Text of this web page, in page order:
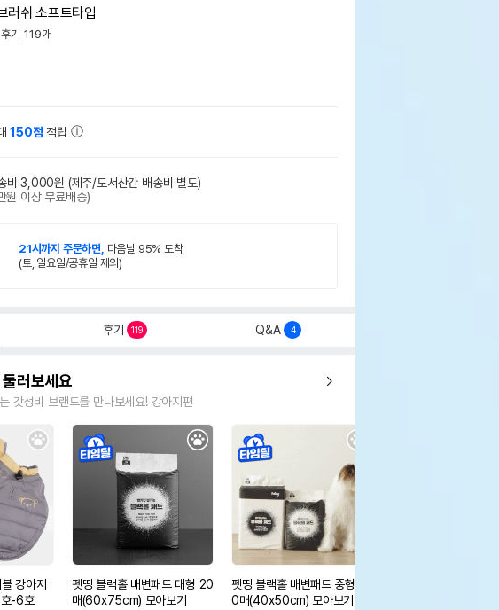
러쉬 소프트타입
후기 119개
150점 적립
비 3,000원 (제주/도서산간 배송비 별도)
원 이상 무료배송)
21시까지 주문하면, 다음날 95% 도착
(토, 일요일/공휴일 제외)
후기 119 Q&A 4
러보세요
갓성비 브랜드를 만나보세요! 강아지편
강아지
호-6호
펫띵 블랙홀 배변패드 대형 20
매(60x75cm) 모아보기
펫띵 블랙홀 배변패드 중형 5
0매(40x50cm) 모아보기